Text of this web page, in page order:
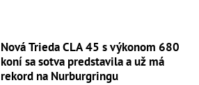
Nová Trieda CLA 45 s výkonom 680
koní sa sotva predstavila a už má
rekord na Nurburgringu